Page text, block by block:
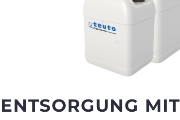
ENTSORGUNG MIT